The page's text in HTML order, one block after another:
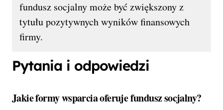
fundusz socjalny może być zwiększony z
tytułu pozytywnych wyników finansowych
firmy.
Pytania i odpowiedzi
Jakie formy wsparcia oferuje fundusz socjalny?